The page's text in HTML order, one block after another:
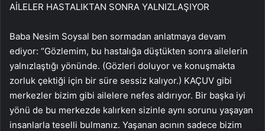
AİLELER HASTALIKTAN SONRA YALNIZLAŞIYOR
Baba Nesim Soysal ben sormadan anlatmaya devam
ediyor: “Gözlemim, bu hastalığa düştükten sonra ailelerin
yalnızlaştığı yönünde. (Gözleri doluyor ve konuşmakta
zorluk çektiği için bir süre sessiz kalıyor.) KAÇUV gibi
merkezler bizim gibi ailelere nefes aldırıyor. Bir başka iyi
yönü de bu merkezde kalırken sizinle aynı sorunu yaşayan
insanlarla teselli bulmanız. Yaşanan acının sadece bizim